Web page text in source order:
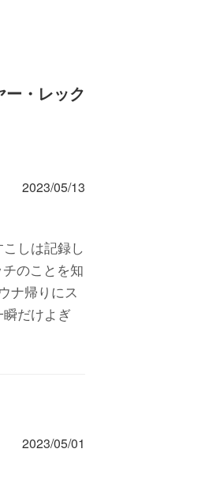
ー・レック
2023/05/13
しは記録し
のことを知
ナ帰りにス
だけよぎ
2023/05/01